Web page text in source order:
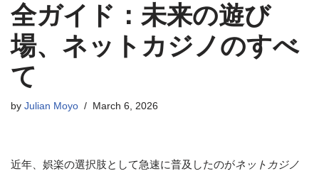
全ガイド：未来の遊び
場、ネットカジノのすべ
て
by Julian Moyo March 6, 2026
近年、娯楽の選択肢として急速に普及したのがネットカジノ